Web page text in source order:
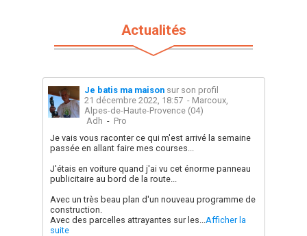
Actualités
Je batis ma maison sur son profil
21 décembre 2022, 18:57- Marcoux,
Alpes-de-Haute-Provence (04)
Adh - Pro
Je vais vous raconter ce qui m'est arrivé la semaine
passée en allant faire mes courses...
J'étais en voiture quand j'ai vu cet énorme panneau
publicitaire au bord de la route...
Avec un très beau plan d'un nouveau programme de
construction.
Avec des parcelles attrayantes sur les...Afficher la
suite